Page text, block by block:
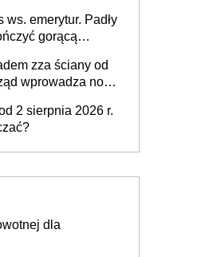
ws. emerytur. Padły
gorącą
zza ściany od
wprowadza nowe
2 sierpnia 2026 r.
dla